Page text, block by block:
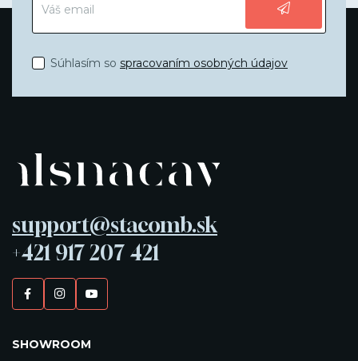
Súhlasím so spracovaním osobných údajov
support@stacomb.sk
+421 917 207 421
SHOWROOM